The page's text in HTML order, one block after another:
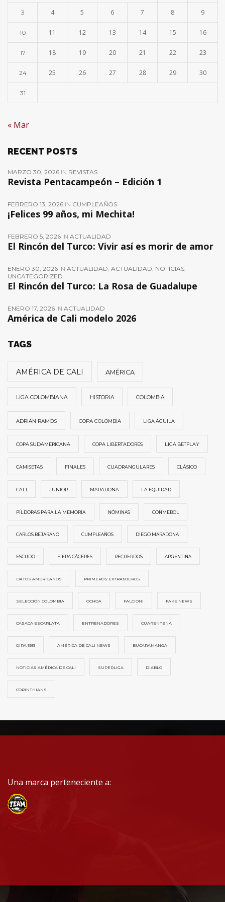
3 4 5 6 7 8 9
10 11 12 13 14 15 16
17 18 19 20 21 22 23
24 25 26 27 28 29 30
31
« Mar
RECENT POSTS
MARZO 30, 2026 IN REVISTAS
Revista Pentacampeón – Edición 1
FEBRERO 13, 2026 IN CUMPLEAÑOS
¡Felices 99 años, mi Mechita!
FEBRERO 5, 2026 IN ACTUALIDAD
El Rincón del Turco: Vivir así es morir de amor
ENERO 30, 2026 IN ACTUALIDAD ACTUALIDAD NOTICIAS
UNCATEGORIZED
El Rincón del Turco: La Rosa de Guadalupe
ENERO 17, 2026 IN ACTUALIDAD
América de Cali modelo 2026
TAGS
AMÉRICA DE CALI AMÉRICA
LIGA COLOMBIANA HISTORIA COLOMBIA
ADRIÁN RAMOS COPA COLOMBIA LIGA ÁGUILA
COPA SUDAMERICANA COPA LIBERTADORES LIGA BETPLAY
CAMISETAS FINALES CUADRANGULARES CLÁSICO
CALI JUNIOR MARADONA LA EQUIDAD
PÍLDORAS PARA LA MEMORIA NÓMINAS CONMEBOL
CARLOS BEJARANO CUMPLEAÑOS DIEGO MARADONA
ESCUDO FIERA CÁCERES RECUERDOS ARGENTINA
DATOS AMERICANOS PRIMEROS EXTRANJEROS
SELECCIÓN COLOMBIA OCHOA FALCIONI FAKE NEWS
CASACA ESCARLATA ENTRENADORES CUARENTENA
GIRA 1931 AMÉRICA DE CALI NEWS BUCARAMANGA
NOTICIAS AMÉRICA DE CALI SUPERLIGA DIABLO
CORINTHIANS
Una marca perteneciente a: